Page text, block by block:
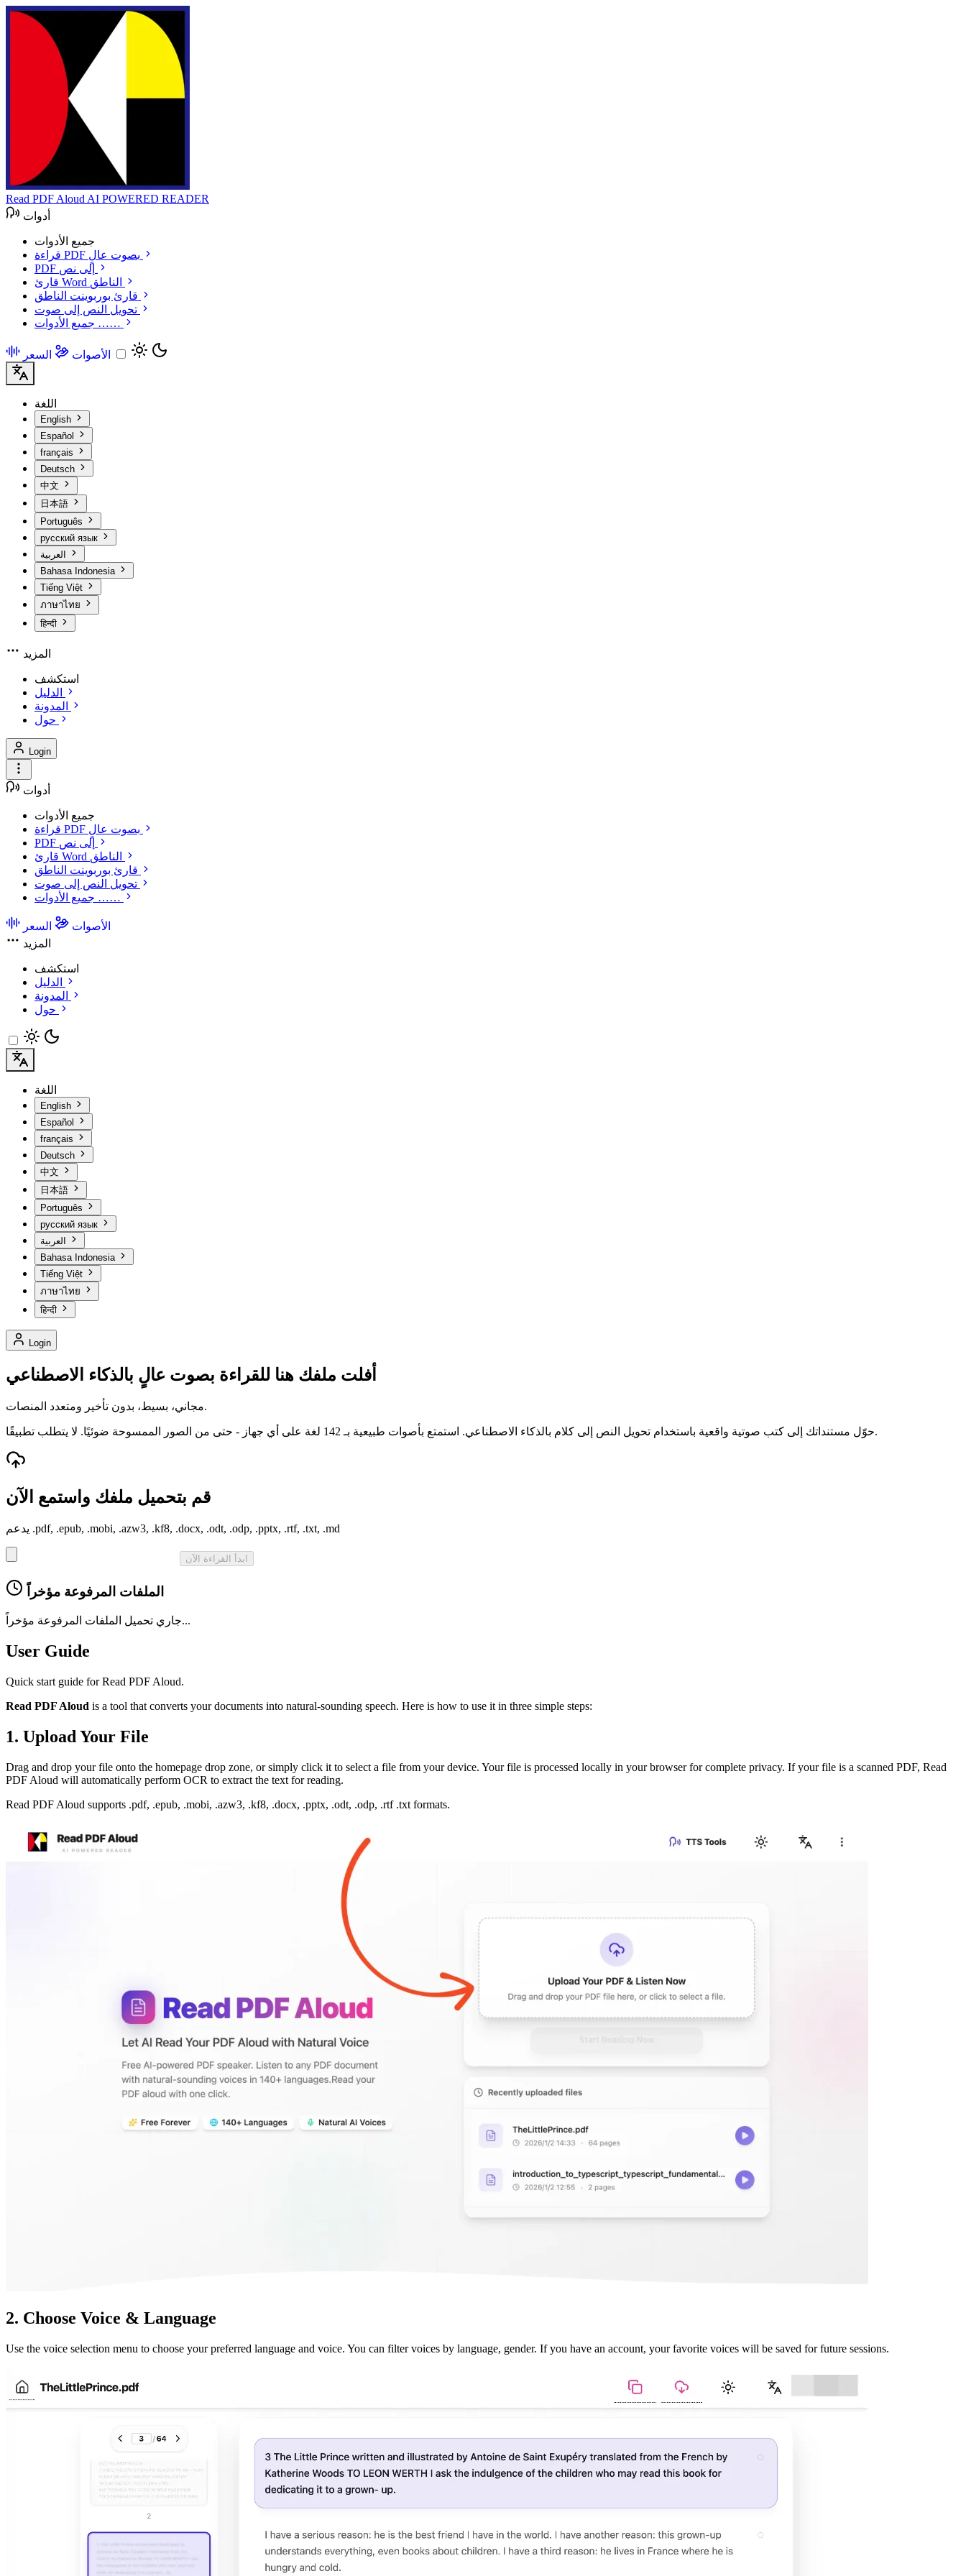
Read PDF Aloud AI POWERED READER
أدوات
جميع الأدوات
قراءة PDF بصوت عالٍ
PDF إلى نص
قارئ Word الناطق
قارئ بوربوينت الناطق
تحويل النص إلى صوت
جميع الأدوات ……
الأصوات السعر
اللغة
English
Español
français
Deutsch
中文
日本語
Português
русский язык
Bahasa Indonesia
Tiếng Việt
ภาษาไทย
हिन्दी
المزيد
استكشف
الدليل
المدونة
حول
Login
أدوات
جميع الأدوات
قراءة PDF بصوت عالٍ
PDF إلى نص
قارئ Word الناطق
قارئ بوربوينت الناطق
تحويل النص إلى صوت
جميع الأدوات ……
الأصوات
السعر
المزيد
استكشف
الدليل
المدونة
حول
اللغة
English
Español
français
Deutsch
中文
日本語
Português
русский язык
Bahasa Indonesia
Tiếng Việt
ภาษาไทย
हिन्दी
Login
أفلت ملفك هنا للقراءة بصوت عالٍ بالذكاء الاصطناعي
مجاني، بسيط، بدون تأخير ومتعدد المنصات.
حوّل مستنداتك إلى كتب صوتية واقعية باستخدام تحويل النص إلى كلام بالذكاء الاصطناعي. استمتع بأصوات طبيعية بـ 142 لغة على أي جهاز - حتى من الصور الممسوحة ضوئيًا. لا يتطلب تطبيقًا.
قم بتحميل ملفك واستمع الآن
يدعم .pdf, .epub, .mobi, .azw3, .kf8, .docx, .odt, .odp, .pptx, .rtf, .txt, .md
ابدأ القراءة الآن
الملفات المرفوعة مؤخراً
جاري تحميل الملفات المرفوعة مؤخراً...
User Guide
Quick start guide for Read PDF Aloud.
Read PDF Aloud is a tool that converts your documents into natural-sounding speech. Here is how to use it in three simple steps:
1. Upload Your File
Drag and drop your file onto the homepage drop zone, or simply click it to select a file from your device. Your file is processed locally in your browser for complete privacy. If your file is a scanned PDF, Read
PDF Aloud will automatically perform OCR to extract the text for reading.
Read PDF Aloud supports .pdf, .epub, .mobi, .azw3, .kf8, .docx, .pptx, .odt, .odp, .rtf .txt formats.
2. Choose Voice & Language
Use the voice selection menu to choose your preferred language and voice. You can filter voices by language, gender. If you have an account, your favorite voices will be saved for future sessions.